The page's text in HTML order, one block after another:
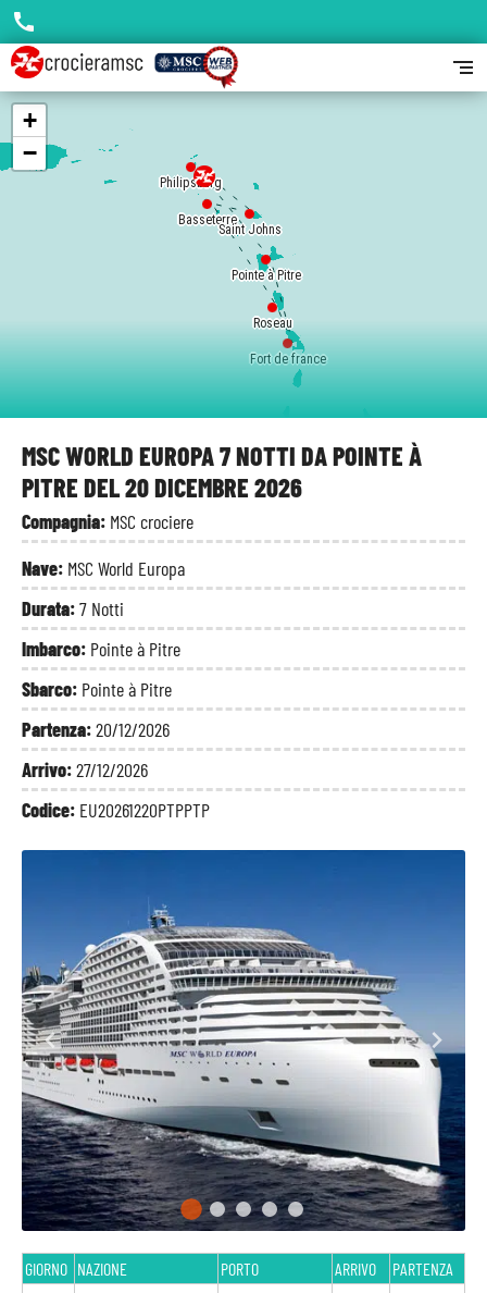
MSC WORLD EUROPA 7 NOTTI DA POINTE À
PITRE DEL 20 DICEMBRE 2026
Compagnia: MSC crociere
Nave: MSC World Europa
Durata:7 Notti
Imbarco: Pointe à Pitre
Sbarco: Pointe à Pitre
Partenza:20/12/2026
Arrivo:27/12/2026
Codice: EU20261220PTPPTP
GIORNO NAZIONE PORTO ARRIVO PARTENZA
Pointe à Pitre
Philipsburg
Saint Johns
Basseterre
Roseau
Fort de france
+
−
call
segment